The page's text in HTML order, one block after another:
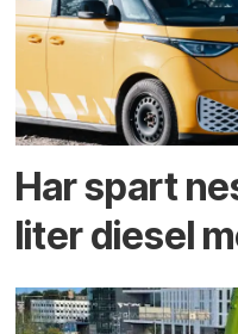
Har spart
liter diesel